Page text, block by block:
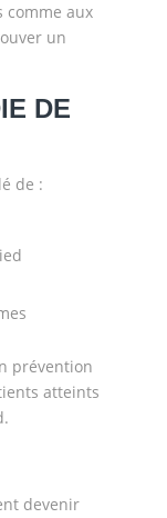
aux
un
DE
de :
prévention
atteints
devenir